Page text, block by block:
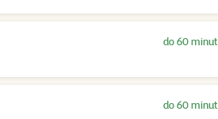
do 60 minut
do 60 minut